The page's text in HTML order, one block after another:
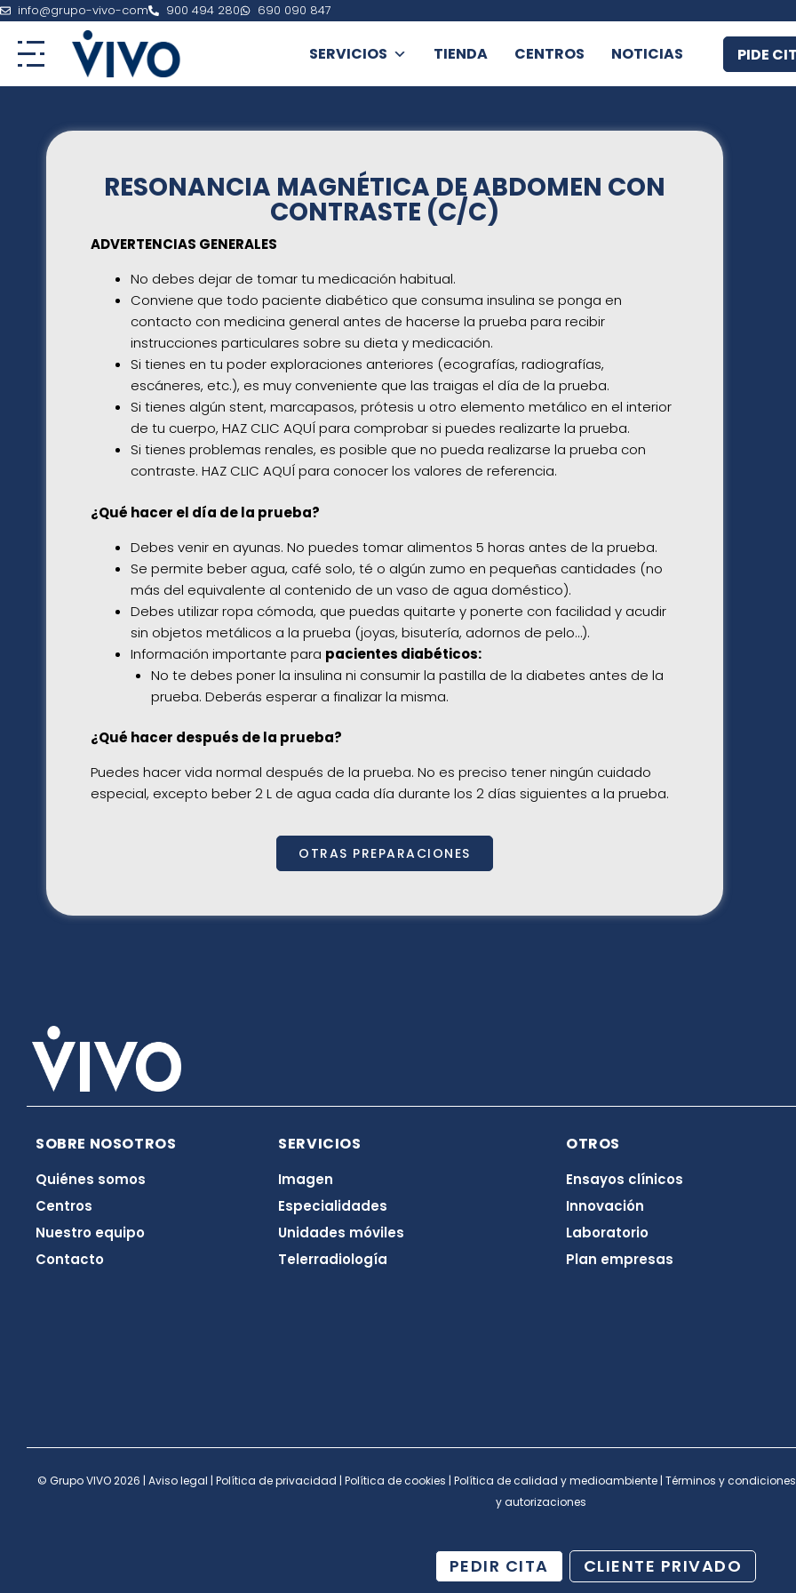
Ir
contenido
info@grupo-vivo-com 900 494 280 690 090 847
SERVICIOS TIENDA CENTROS NOTICIAS PIDE
RESONANCIA MAGNÉTICA DE ABDOMEN CON
CONTRASTE (C/C)
ADVERTENCIAS GENERALES
No debes dejar de tomar tu medicación habitual.
Conviene que todo paciente diabético que consuma insulina se ponga en
contacto con medicina general antes de hacerse la prueba para recibir
instrucciones particulares sobre su dieta y medicación.
Si tienes en tu poder exploraciones anteriores (ecografías, radiografías,
escáneres, etc.), es muy conveniente que las traigas el día de la prueba.
Si tienes algún stent, marcapasos, prótesis u otro elemento metálico en el interior
de tu cuerpo, HAZ CLIC AQUÍ para comprobar si puedes realizarte la prueba.
Si tienes problemas renales, es posible que no pueda realizarse la prueba con
contraste. HAZ CLIC AQUÍ para conocer los valores de referencia.
¿Qué hacer el día de la prueba?
Debes venir en ayunas. No puedes tomar alimentos 5 horas antes de la prueba.
Se permite beber agua, café solo, té o algún zumo en pequeñas cantidades (no
más del equivalente al contenido de un vaso de agua doméstico).
Debes utilizar ropa cómoda, que puedas quitarte y ponerte con facilidad y acudir
sin objetos metálicos a la prueba (joyas, bisutería, adornos de pelo…).
Información importante para pacientes diabéticos:
No te debes poner la insulina ni consumir la pastilla de la diabetes antes de la
prueba. Deberás esperar a finalizar la misma.
¿Qué hacer después de la prueba?
Puedes hacer vida normal después de la prueba. No es preciso tener ningún cuidado
especial, excepto beber 2 L de agua cada día durante los 2 días siguientes a la prueba.
OTRAS PREPARACIONES
SOBRE NOSOTROS
Quiénes somos
Centros
Nuestro equipo
Contacto
SERVICIOS
Imagen
Especialidades
Unidades móviles
Telerradiología
OTROS
Ensayos clínicos
Innovación
Laboratorio
Plan empresas
© Grupo VIVO 2026 | Aviso legal | Política de privacidad | Política de cookies | Política de calidad y medioambiente| Términos y condiciones
y autorizaciones
PEDIR CITA CLIENTE PRIVADO